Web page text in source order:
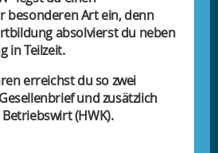
besonderen Art ein, denn
absolvierst du neben
in Teilzeit.
erreichst du so zwei
und zusätzlich
(HWK).